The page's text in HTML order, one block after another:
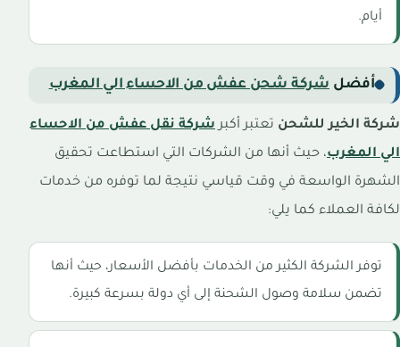
أيام.
أفضل شركة شحن عفش من الاحساء الي المغرب
شركة الخير للشحن تعتبر أكبر شركة نقل عفش من الاحساء
الي المغرب، حيث أنها من الشركات التي استطاعت تحقيق
الشهرة الواسعة في وقت قياسي نتيجة لما توفره من خدمات
لكافة العملاء كما يلي:
توفر الشركة الكثير من الخدمات بأفضل الأسعار، حيث أنها
تضمن سلامة وصول الشحنة إلى أي دولة بسرعة كبيرة.